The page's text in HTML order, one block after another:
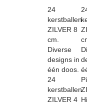
24
kerstballen
ZILVER 8
cm.
Diverse
designs in
één doos.
24
kerstballen
ZILVER 4